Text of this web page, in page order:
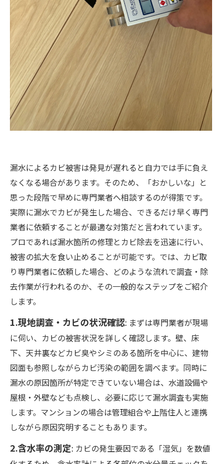
漏水によるカビ被害は発見が遅れると自力では手に負え
なくなる場合があります。そのため、「おかしいな」と
思った段階で早めに専門業者へ相談するのが得策です。
実際に漏水でカビが発生した場合、できるだけ早く専門
業者に依頼することが最適な対策だと言われています。
プロであれば漏水箇所の修理とカビ除去を迅速に行い、
被害の拡大を食い止めることが可能です。では、カビ取
り専門業者に依頼した場合、どのような流れで調査・除
去作業が行われるのか、その一般的なステップをご紹介
します。
1.現地調査・カビの状況確認: まずは専門業者が現場
に伺い、カビの被害状況を詳しく確認します。壁、床
下、天井裏などカビ臭やシミのある箇所を中心に、建物
図面も参照しながらカビ汚染の範囲を調べます。同時に
漏水の原因箇所が特定できていない場合は、水道設備や
屋根・外壁なども点検し、必要に応じて漏水調査も実施
します。マンションの場合は管理組合や上階住人と連携
しながら原因究明することもあります。
2.含水率の測定: カビの発生要因である「湿気」を数値